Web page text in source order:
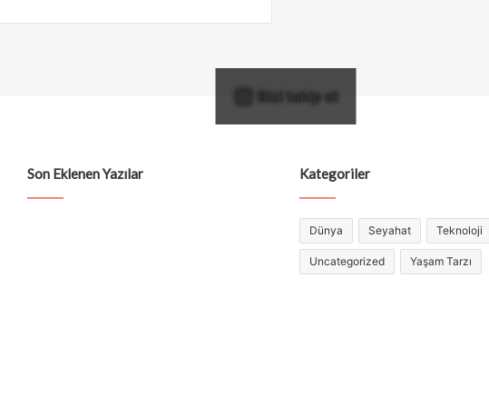
Bizi takip et
Son Eklenen Yazılar Kategoriler
Dünya Seyahat Teknoloji
Uncategorized Yaşam Tarzı